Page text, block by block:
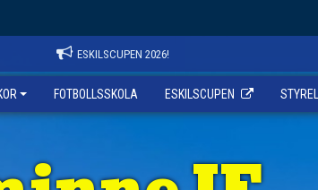
ESKILSCUPEN 2026!
FOTBOLLSSKOLA ESKILSCUPEN